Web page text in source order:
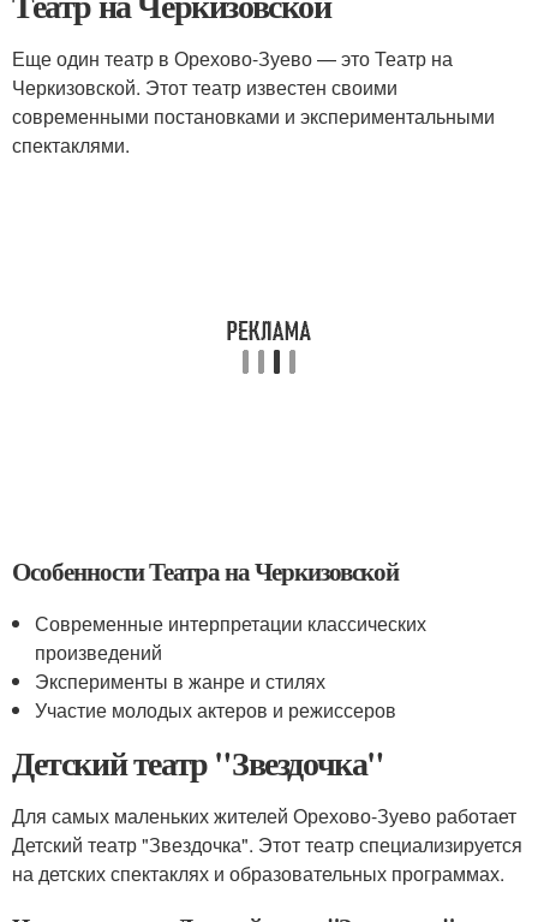
Еще один театр в Орехово-Зуево — это Театр на
Черкизовской. Этот театр известен своими
современными постановками и экспериментальными
спектаклями.
Особенности Театра на Черкизовской
Современные интерпретации классических
произведений
Эксперименты в жанре и стилях
Участие молодых актеров и режиссеров
Детский театр "Звездочка"
Для самых маленьких жителей Орехово-Зуево работает
Детский театр "Звездочка". Этот театр специализируется
на детских спектаклях и образовательных программах.